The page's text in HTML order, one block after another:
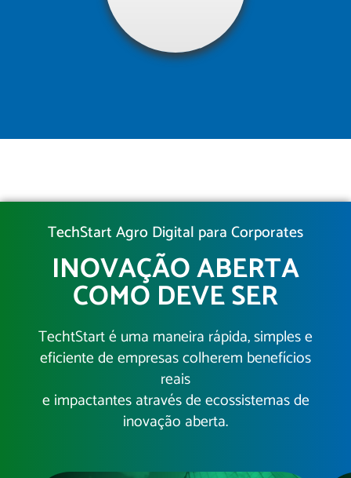
TechStart Agro Digital para Corporates
INOVAÇÃO ABERTA
COMO DEVE SER
TechtStart é uma maneira rápida, simples e
eficiente de empresas colherem benefícios
reais
e impactantes através de ecossistemas de
inovação aberta.